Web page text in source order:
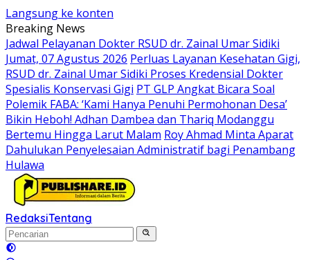
Langsung ke konten
Breaking News
Jadwal Pelayanan Dokter RSUD dr. Zainal Umar Sidiki
Jumat, 07 Agustus 2026 Perluas Layanan Kesehatan Gigi,
RSUD dr. Zainal Umar Sidiki Proses Kredensial Dokter
Spesialis Konservasi Gigi PT GLP Angkat Bicara Soal
Polemik FABA: ‘Kami Hanya Penuhi Permohonan Desa’
Bikin Heboh! Adhan Dambea dan Thariq Modanggu
Bertemu Hingga Larut Malam Roy Ahmad Minta Aparat
Dahulukan Penyelesaian Administratif bagi Penambang
Hulawa
RedaksiTentang